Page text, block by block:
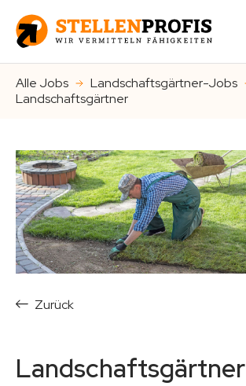
Alle Jobs
Landschaftsgärtner-Jobs
Landschaftsgärtner
Zurück
Landschaftsgärtner